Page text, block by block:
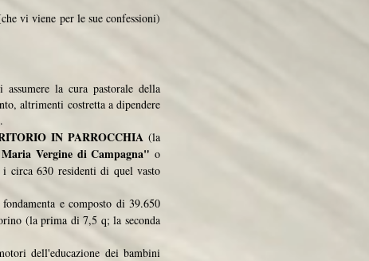
vi viene per le sue confessioni)
la cura pastorale della
altrimenti costretta a dipendere
IN PARROCCHIA(la
Vergine di Campagna" o
circa 630 residenti di quel vasto
e composto di 39.650
(la prima di 7,5 q; la seconda
dell'educazione dei bambini